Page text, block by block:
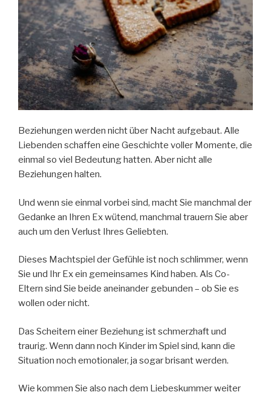
Beziehungen werden nicht über Nacht aufgebaut. Alle
Liebenden schaffen eine Geschichte voller Momente, die
einmal so viel Bedeutung hatten. Aber nicht alle
Beziehungen halten.
Und wenn sie einmal vorbei sind, macht Sie manchmal der
Gedanke an Ihren Ex wütend, manchmal trauern Sie aber
auch um den Verlust Ihres Geliebten.
Dieses Machtspiel der Gefühle ist noch schlimmer, wenn
Sie und Ihr Ex ein gemeinsames Kind haben. Als Co-
Eltern sind Sie beide aneinander gebunden – ob Sie es
wollen oder nicht.
Das Scheitern einer Beziehung ist schmerzhaft und
traurig. Wenn dann noch Kinder im Spiel sind, kann die
Situation noch emotionaler, ja sogar brisant werden.
Wie kommen Sie also nach dem Liebeskummer weiter